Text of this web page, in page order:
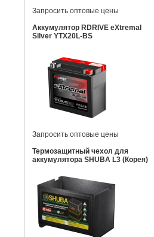
Запросить оптовые цены
Аккумулятор RDRIVE eXtremal
Silver YTX20L-BS
Запросить оптовые цены
Термозащитный чехол для
аккумулятора SHUBA L3 (Корея)